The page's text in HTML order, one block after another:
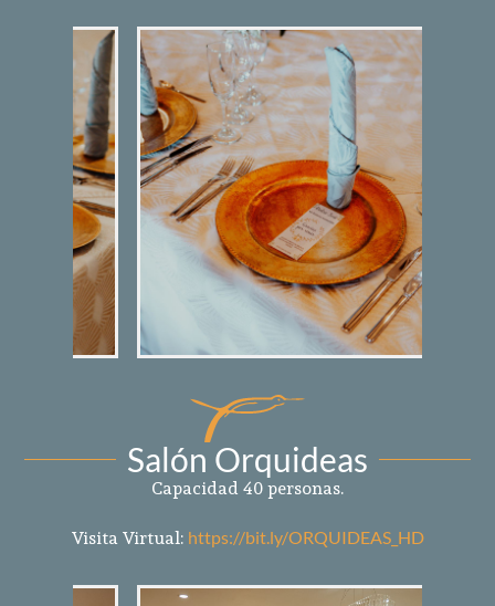
Salón Orquideas
Capacidad 40 personas.
Visita Virtual: https://bit.ly/ORQUIDEAS_HD